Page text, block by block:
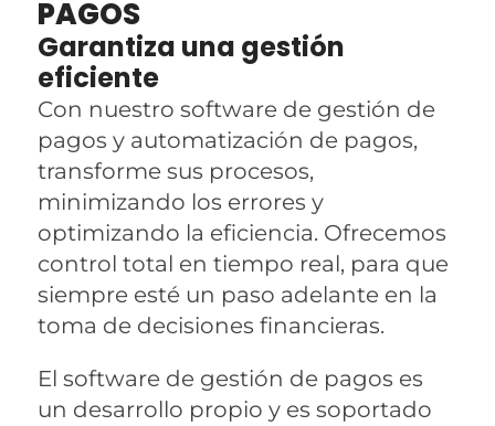
PAGOS
Garantiza una gestión
eficiente
Con nuestro software de gestión de
pagos y automatización de pagos,
transforme sus procesos,
minimizando los errores y
optimizando la eficiencia. Ofrecemos
control total en tiempo real, para que
siempre esté un paso adelante en la
toma de decisiones financieras.
El software de gestión de pagos es
un desarrollo propio y es soportado